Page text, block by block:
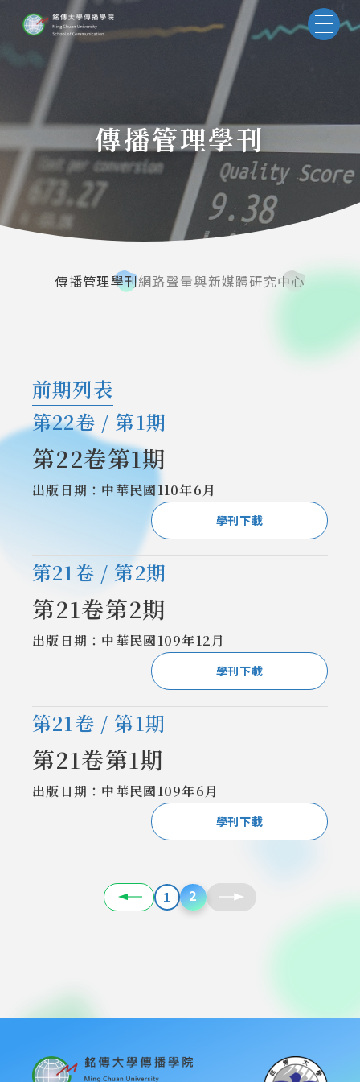
傳播管理學刊
傳播管理學刊網路聲量與新媒體研究中心
前期列表
第22卷 / 第1期
第22卷第1期
出版日期：中華民國110年6月
學刊下載
第21卷 / 第2期
第21卷第2期
出版日期：中華民國109年12月
學刊下載
第21卷 / 第1期
第21卷第1期
出版日期：中華民國109年6月
學刊下載
1 2